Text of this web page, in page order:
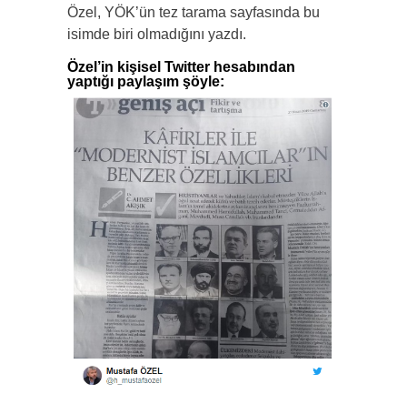
Özel, YÖK’ün tez tarama sayfasında bu
isimde biri olmadığını yazdı.
Özel’in kişisel Twitter hesabından
yaptığı paylaşım şöyle: